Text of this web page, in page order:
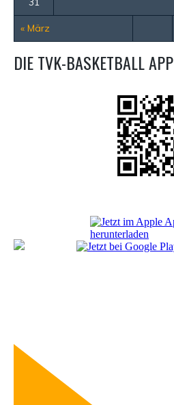
« März
DIE TVK-BASKETBALL APP